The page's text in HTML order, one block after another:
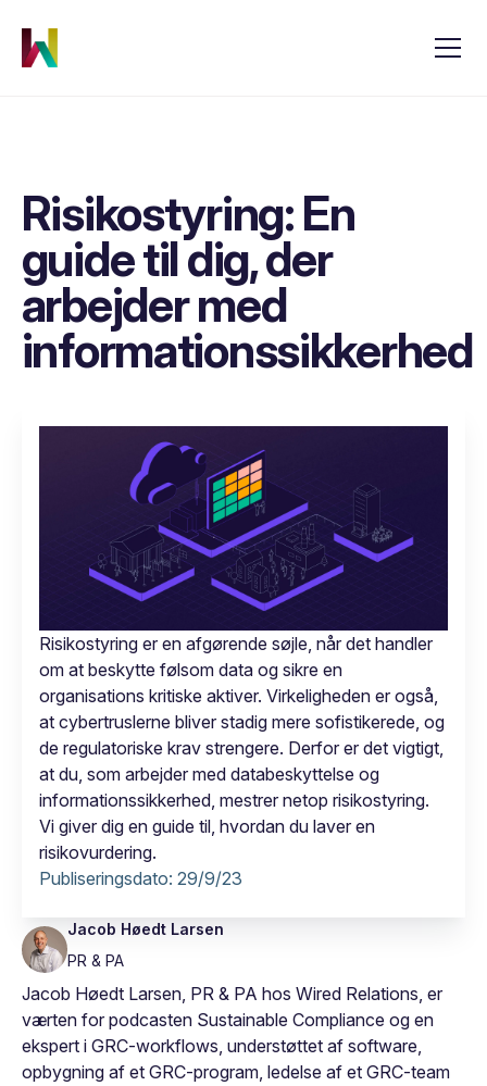
Risikostyring: En
guide til dig, der
arbejder med
informationssikkerhed
Risikostyring er en afgørende søjle, når det handler
om at beskytte følsom data og sikre en
organisations kritiske aktiver. Virkeligheden er også,
at cybertruslerne bliver stadig mere sofistikerede, og
de regulatoriske krav strengere. Derfor er det vigtigt,
at du, som arbejder med databeskyttelse og
informationssikkerhed, mestrer netop risikostyring.
Vi giver dig en guide til, hvordan du laver en
risikovurdering.
Publiseringsdato: 29/9/23
Jacob Høedt Larsen
PR & PA
Jacob Høedt Larsen, PR & PA hos Wired Relations, er
værten for podcasten Sustainable Compliance og en
ekspert i GRC-workflows, understøttet af software,
opbygning af et GRC-program, ledelse af et GRC-team